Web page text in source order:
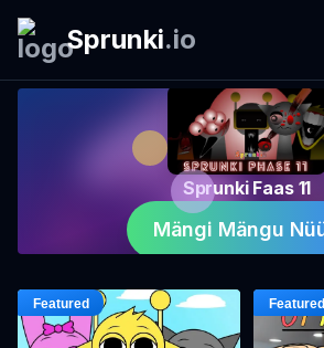
Sprunki.io
Sprunki Faas 11
Mängi Mängu